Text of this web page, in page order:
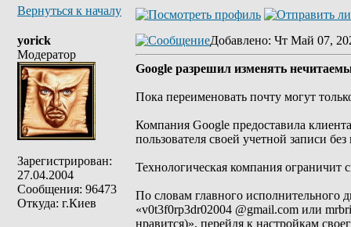
Вернуться к началу
yorick
Модератор
Зарегистрирован:
27.04.2004
Сообщения: 96473
Откуда: г.Киев
Добавлено: Чт Май 07,
Google разрешил изменять
Пока переименовать почту могут
Компания Google предоставила
пользователя своей учетной записи
Технологическая компания
По словам главного исполнительного
«v0t3f0rp3dr02004 @gmail.com или
нравится)», перейдя к настройкам